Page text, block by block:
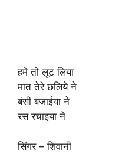
हमे तो लूट लिया
मात तेरे छलिये ने
बंसी बजाईया ने
रस रचाइया ने
सिंगर – शिवानी